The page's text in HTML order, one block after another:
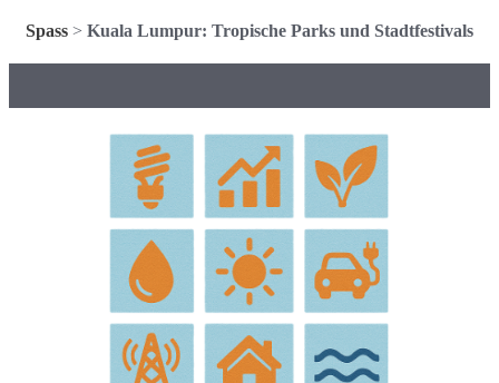
Spass > Kuala Lumpur: Tropische Parks und Stadtfestivals